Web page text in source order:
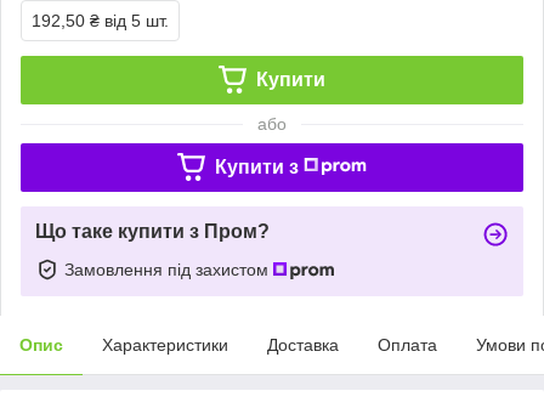
192,50 ₴ від 5 шт.
Купити
або
Купити з
Що таке купити з Пром?
Замовлення під захистом
Опис Характеристики Доставка Оплата Умови